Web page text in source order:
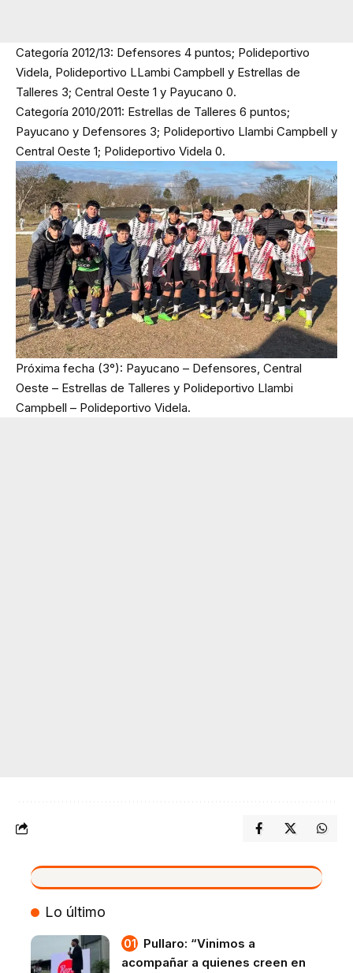
Categoría 2012/13: Defensores 4 puntos; Polideportivo
Videla, Polideportivo LLambi Campbell y Estrellas de
Talleres 3; Central Oeste 1 y Payucano 0.
Categoría 2010/2011: Estrellas de Talleres 6 puntos;
Payucano y Defensores 3; Polideportivo Llambi Campbell y
Central Oeste 1; Polideportivo Videla 0.
Próxima fecha (3°): Payucano – Defensores, Central
Oeste – Estrellas de Talleres y Polideportivo Llambi
Campbell – Polideportivo Videla.
VIVO
Lo último
Pullaro: “Vinimos a
acompañar a quienes creen en